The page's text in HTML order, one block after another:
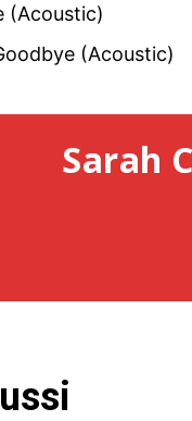
(Acoustic)
(Acoustic)
Sarah